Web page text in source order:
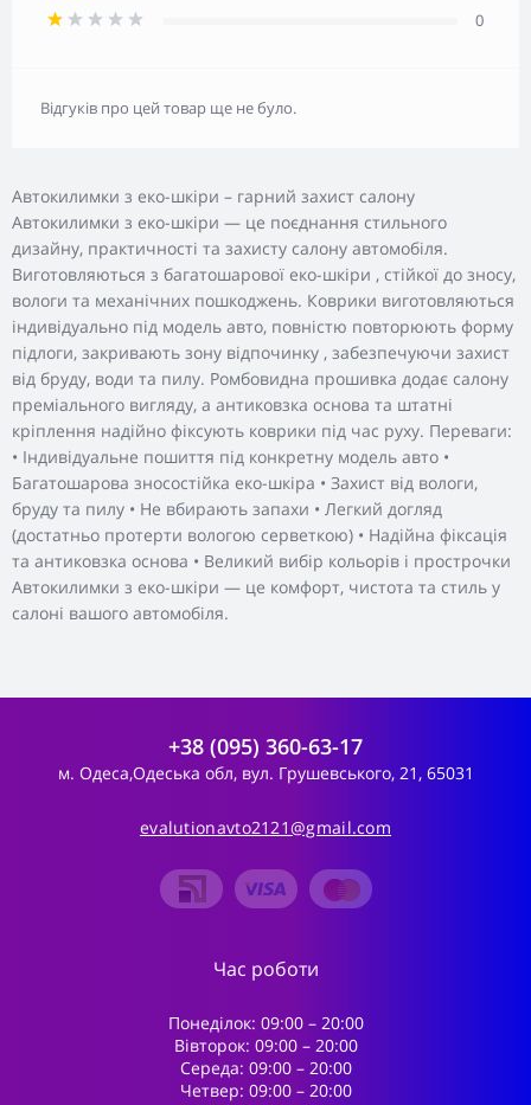
Автокилимки з еко-шкіри – гарний захист салону
Автокилимки з еко-шкіри — це поєднання стильного
дизайну, практичності та захисту салону автомобіля.
Виготовляються з багатошарової еко-шкіри , стійкої до зносу,
вологи та механічних пошкоджень. Коврики виготовляються
індивідуально під модель авто, повністю повторюють форму
підлоги, закривають зону відпочинку , забезпечуючи захист
від бруду, води та пилу. Ромбовидна прошивка додає салону
преміального вигляду, а антиковзка основа та штатні
кріплення надійно фіксують коврики під час руху. Переваги:
• Індивідуальне пошиття під конкретну модель авто •
Багатошарова зносостійка еко-шкіра • Захист від вологи,
бруду та пилу • Не вбирають запахи • Легкий догляд
(достатньо протерти вологою серветкою) • Надійна фіксація
та антиковзка основа • Великий вибір кольорів і прострочки
Автокилимки з еко-шкіри — це комфорт, чистота та стиль у
салоні вашого автомобіля.
0
Відгуків про цей товар ще не було.
+38 (095) 360-63-17
м. Одеса,Одеська обл, вул. Грушевського, 21, 65031
evalutionavto2121@gmail.com
Час роботи
Понеділок: 09:00 – 20:00
Вівторок: 09:00 – 20:00
Середа: 09:00 – 20:00
Четвер: 09:00 – 20:00